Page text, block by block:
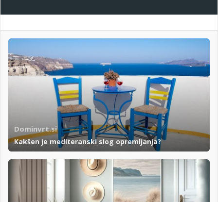
Dominvrt.si
Kakšen je mediteranski slog opremljanja?